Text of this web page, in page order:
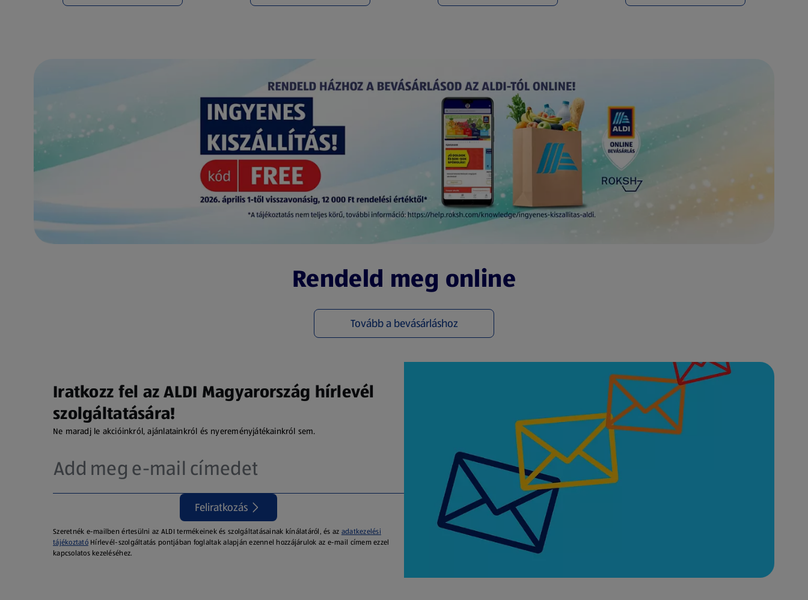
(új oldalon nyílik meg)
Rendeld meg online
Tovább a bevásárláshoz
(új oldalon nyílik meg)
Iratkozz fel az ALDI Magyarország hírlevél
szolgáltatására!
Ne maradj le akcióinkról, ajánlatainkról és nyereményjátékainkról sem.
Feliratkozás
Szeretnék e-mailben értesülni az ALDI termékeinek és szolgáltatásainak kínálatáról, és az adatkezelési
tájékoztatóHírlevél-szolgáltatás pontjában foglaltak alapján ezennel hozzájárulok az e-mail címem ezzel
kapcsolatos kezeléséhez.